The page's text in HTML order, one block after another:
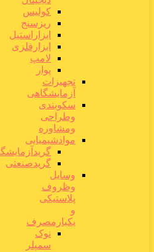
کولیس
ریزسنج
ابزاراستیل
ابزارفلزی
لامپ
پوار
تجهیزات
آزمایشگاهی
سکوبندی
وطراحی
ومشاوره
موادشیمیایی
گریدصنعتی
وسایل
وظروف
پلاستیکی
و
یکبارمصرف
نوک
سمپلر